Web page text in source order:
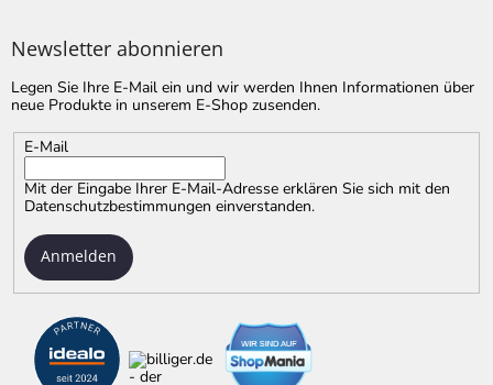
Newsletter abonnieren
Legen Sie Ihre E-Mail ein und wir werden Ihnen Informationen über
neue Produkte in unserem E-Shop zusenden.
E-Mail
Mit der Eingabe Ihrer E-Mail-Adresse erklären Sie sich mit den
Datenschutzbestimmungen einverstanden.
Anmelden